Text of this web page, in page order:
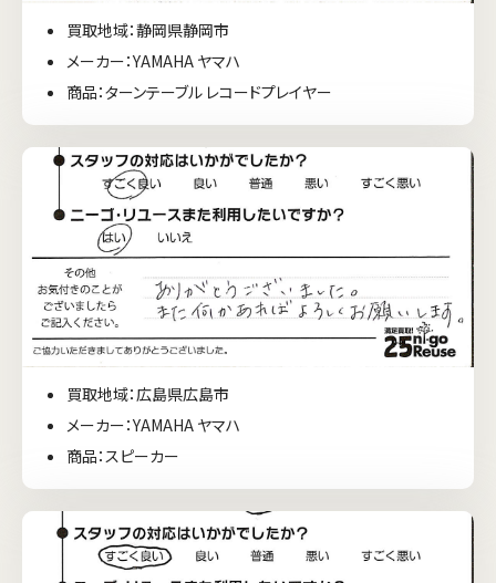
買取地域：静岡県静岡市
メーカー：YAMAHA ヤマハ
商品：ターンテーブル レコードプレイヤー
買取地域：広島県広島市
メーカー：YAMAHA ヤマハ
商品：スピーカー